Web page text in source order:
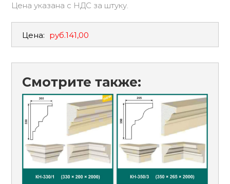
Цена указана с НДС за штуку.
Цена: руб.141,00
Смотрите также: